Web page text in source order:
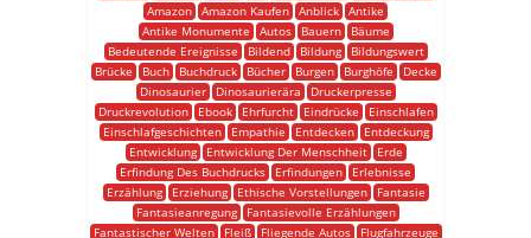
Amazon Amazon Kaufen Anblick Antike
Antike Monumente
Autos Bauern
Bäume
Bedeutende Ereignisse
Bildend Bildung
Bildungswert
Brücke
Buch Buchdruck Bücher Burgen Burghöfe
Decke
Dinosaurier
Dinosaurierära
Druckerpresse
Druckrevolution
Ebook Ehrfurcht Eindrücke
Einschlafen
Einschlafgeschichten
Empathie Entdecken
Entdeckung
Entwicklung
Entwicklung Der Menschheit
Erde
Erfindung Des Buchdrucks
Erfindungen
Erlebnisse
Erzählung
Erziehung Ethische Vorstellungen
Fantasie
Fantasieanregung
Fantasievolle Erzählungen
Fantastischer Welten
Fleiß Fliegende Autos Flugfahrzeuge